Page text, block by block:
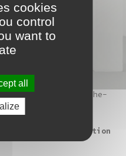
Frac Franche-
technique d’acquisition
cookies
control
want to
all